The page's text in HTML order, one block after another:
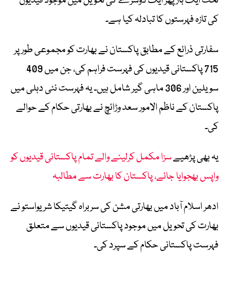
کی تازہ فہرستوں کا تبادلہ کیا ہے۔
سفارتی ذرائع کے مطابق پاکستان نے بھارت کو مجموعی طور پر
715 پاکستانی قیدیوں کی فہرست فراہم کی، جن میں 409
سویلین اور 306 ماہی گیر شامل ہیں۔ یہ فہرست نئی دہلی میں
پاکستان کے ناظم الامور سعد وڑائچ نے بھارتی حکام کے حوالے
کی۔
یہ بھی پڑھیےسزا مکمل کرلینے والے تمام پاکستانی قیدیوں کو
واپس بھجوایا جائے، پاکستان کا بھارت سے مطالبہ
ادھر اسلام آباد میں بھارتی مشن کی سربراہ گیتیکا شریواستو نے
بھارت کی تحویل میں موجود پاکستانی قیدیوں سے متعلق
فہرست پاکستانی حکام کے سپرد کی۔